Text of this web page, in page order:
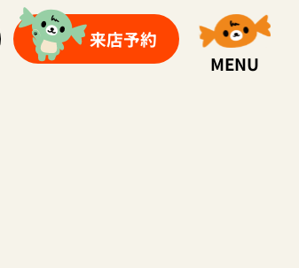
来店予約
MENU